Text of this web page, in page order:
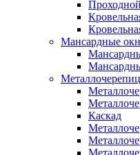
Мансардные
Каскад